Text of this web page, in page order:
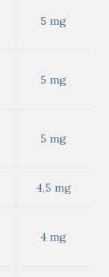
5 mg
5 mg
5 mg
4,5 mg
4 mg